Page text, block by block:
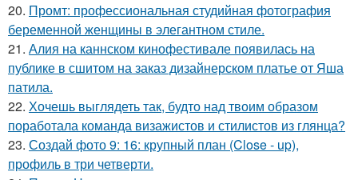
20. Промт: профессиональная студийная фотография
беременной женщины в элегантном стиле.
21. Алия на каннском кинофестивале появилась на
публике в сшитом на заказ дизайнерском платье от Яша
патила.
22. Хочешь выглядеть так, будто над твоим образом
поработала команда визажистов и стилистов из глянца?
23. Создай фото 9: 16: крупный план (Close - up),
профиль в три четверти.